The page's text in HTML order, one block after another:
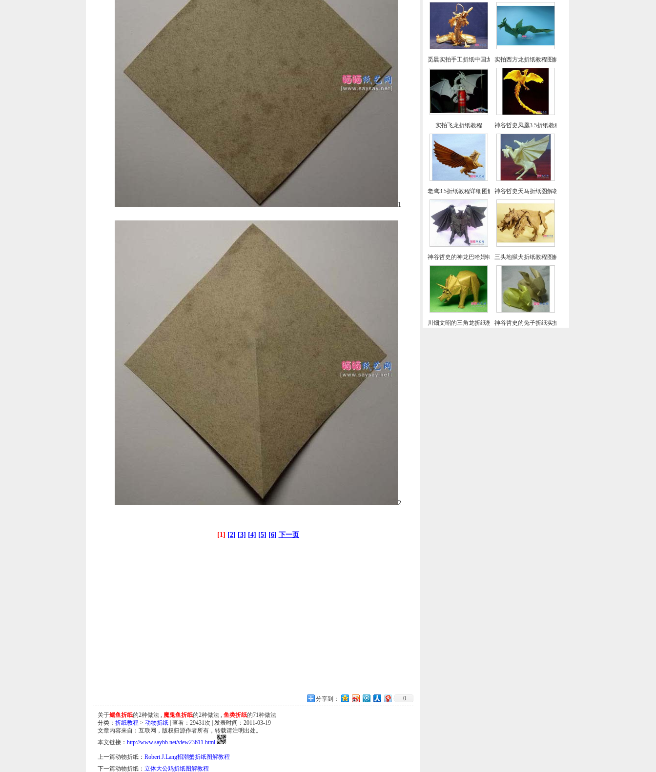
1
2
[1] [2] [3] [4] [5] [6] 下一页
分享到： 0
关于鳐鱼折纸的2种做法 , 魔鬼鱼折纸的2种做法 , 鱼类折纸的71种做法
分类： 折纸教程 > 动物折纸| 查看： 29431次 | 发表时间：2011-03-19
文章内容来自：互联网，版权归源作者所有，转载请注明出处。
本文链接： http://www.saybb.net/view23611.html
上一篇动物折纸： Robert J.Lang招潮蟹折纸图解教程
下一篇动物折纸： 立体大公鸡折纸图解教程
觅晨实拍手工折纸中国龙组合纸艺制作教程
实拍西方龙折纸教程图解-飞龙折纸
实拍飞龙折纸教程 神谷哲史凤凰3.5折纸教程-高级教程
老鹰3.5折纸教程详细图解-高级教程神谷哲史天马折纸图解教程
神谷哲史的神龙巴哈姆特折纸教程三头地狱犬折纸教程图解-神谷哲史折纸之
川畑文昭的三角龙折纸教程图解神谷哲史的兔子折纸实拍教程(超详细)